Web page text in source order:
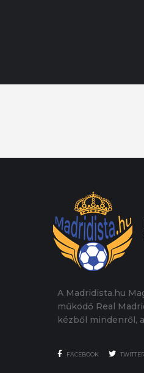
A Madridista.hu
működő Real
kézből mindenről,
FACEBOOK TWITTER